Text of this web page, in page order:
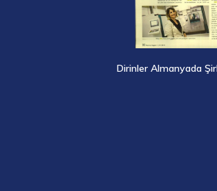
Röportaj